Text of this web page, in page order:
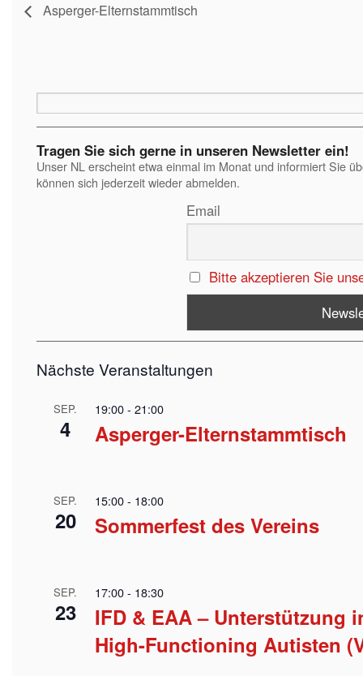
Asperger-Elternstammtisch
Tragen Sie sich gerne in unseren Newsletter ein!
Unser NL erscheint etwa einmal im Monat und informiert Sie
können sich jederzeit wieder abmelden.
Email
Bitte akzeptieren Sie
Nächste Veranstaltungen
SEP.
4
19:00- 21:00
Asperger-Elternstammtisch
SEP.
20
15:00- 18:00
Sommerfest des Vereins
SEP.
23
17:00- 18:30
IFD & EAA –
High-Functioning Autisten